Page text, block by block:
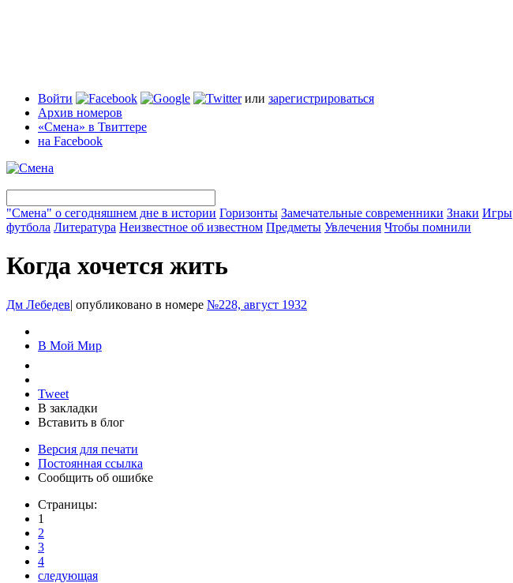
Войти или зарегистрироваться
Архив номеров
«Смена» в Твиттере
на Facebook
"Смена" о сегодняшнем дне в истории Горизонты Замечательные современники Знаки Игры
футбола Литература Неизвестное об известном Предметы Увлечения Чтобы помнили
Когда хочется жить
Дм Лебедев| опубликовано в номере №228, август 1932
В Мой Мир
Tweet
В закладки
Вставить в блог
Версия для печати
Постоянная ссылка
Сообщить об ошибке
Страницы:
1
2
3
4
следующая